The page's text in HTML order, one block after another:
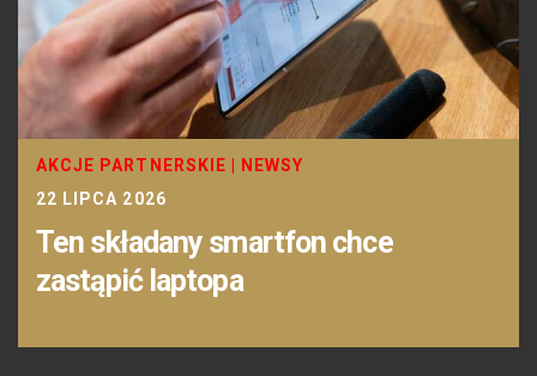
AKCJE PARTNERSKIE
NEWSY
22 LIPCA 2026
Ten składany smartfon chce
zastąpić laptopa